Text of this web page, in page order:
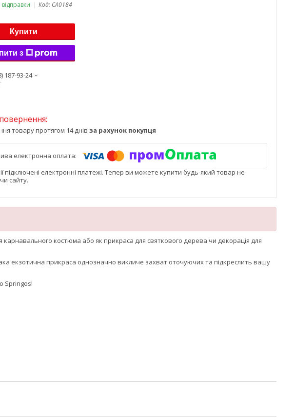
Код: CA0184
Купити
з
187-93-24
товару протягом 14 днів за рахунок покупця
підключені електронні платежі. Тепер ви можете купити будь-який товар не
сайту.
карнавального костюма або як прикраса для святкового дерева чи декорація для
екзотична прикраса однозначно викличе захват оточуючих та підкреслить вашу
Springos!